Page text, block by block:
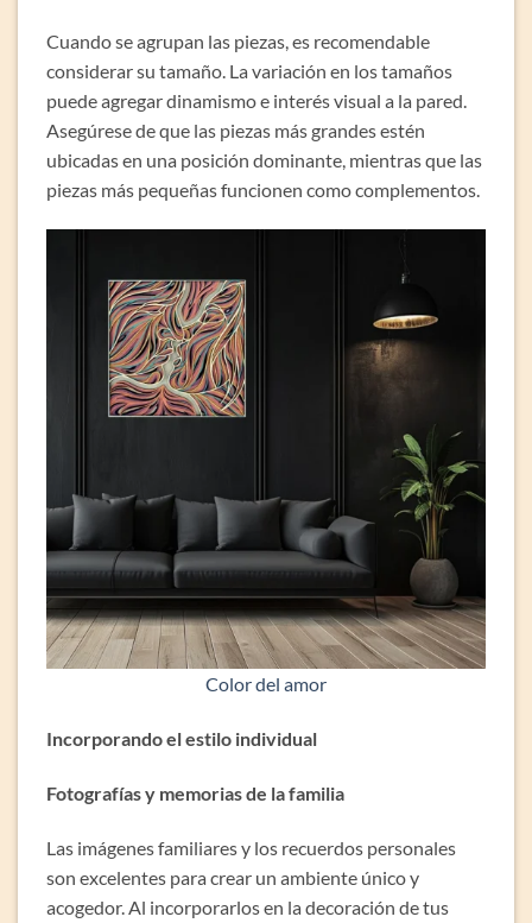
Cuando se agrupan las piezas, es recomendable
considerar su tamaño. La variación en los tamaños
puede agregar dinamismo e interés visual a la pared.
Asegúrese de que las piezas más grandes estén
ubicadas en una posición dominante, mientras que las
piezas más pequeñas funcionen como complementos.
Color del amor
Incorporando el estilo individual
Fotografías y memorias de la familia
Las imágenes familiares y los recuerdos personales
son excelentes para crear un ambiente único y
acogedor. Al incorporarlos en la decoración de tus